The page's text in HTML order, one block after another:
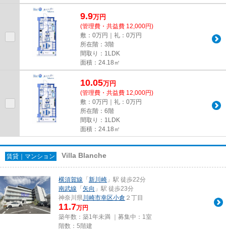
9.9万円
(管理費・共益費 12,000円)
敷：0万円｜礼：0万円
所在階：3階
間取り：1LDK
面積：24.18㎡
10.05万円
(管理費・共益費 12,000円)
敷：0万円｜礼：0万円
所在階：6階
間取り：1LDK
面積：24.18㎡
賃貸｜マンション Villa Blanche
横須賀線 「 新川崎 」駅 徒歩22分
南武線 「 矢向 」駅 徒歩23分
神奈川県川崎市幸区小倉 ２丁目
11.7万円
築年数：築1年未満 ｜募集中： 1室
階数：5階建